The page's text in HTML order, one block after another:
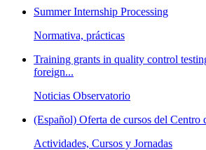
Summer Internship Processing
Normativa, prácticas
Training grants in quality control
foreign...
Noticias Observatorio
(Español) Oferta de cursos del
Actividades, Cursos y Jornadas